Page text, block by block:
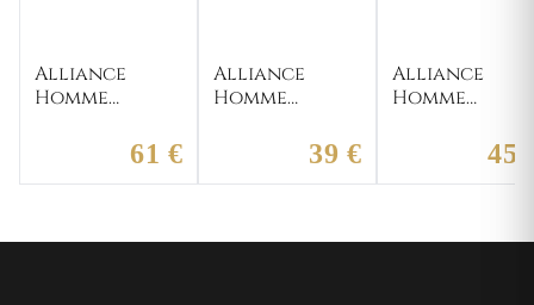
Alliance
Homme
61 €
Alliance
Homme
39 €
Alliance
Homme
45